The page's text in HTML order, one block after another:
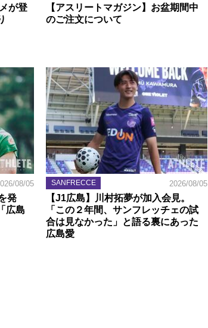
が登
【アスリートマガジン】お盆期間中
のご注文について
08/05
発
広島
SANFRECCE 2026/08/05
【J1広島】川村拓夢が加入会見。
「この２年間、サンフレッチェの試
合は見なかった」と語る裏にあった
広島愛